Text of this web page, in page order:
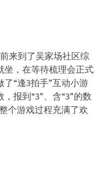
来到了吴家场社区综
坐，在等待梳理会正式
“逢3拍手”互动小游
报到“3”、含“3”的数
个游戏过程充满了欢